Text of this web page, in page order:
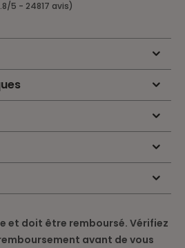
5 - 24817 avis)
et doit être remboursé. Vérifiez
avant de vous